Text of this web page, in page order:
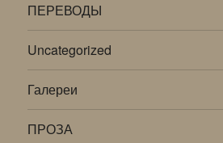
ПЕРЕВОДЫ
Uncategorized
Галереи
ПРОЗА